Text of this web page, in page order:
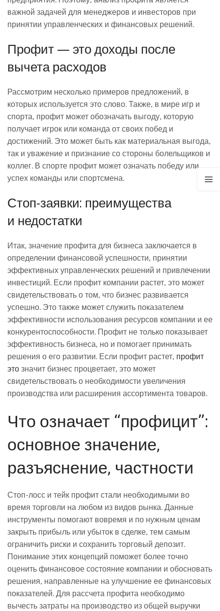
важной задачей для менеджеров и инвесторов при
принятии управленческих и финансовых решений.
Профит — это доходы после
вычета расходов
Рассмотрим несколько примеров предложений, в
которых используется это слово. Также, в мире игр и
спорта, профит может обозначать выгоду, которую
получает игрок или команда от своих побед и
достижений. Это может быть как материальная выгода,
так и уважение и признание со стороны болельщиков и
коллег. В спорте профит может означать победу или
успех команды или спортсмена.
Стоп-заявки: преимущества
и недостатки
Итак, значение профита для бизнеса заключается в
определении финансовой успешности, принятии
эффективных управленческих решений и привлечении
инвестиций. Если профит компании растет, это может
свидетельствовать о том, что бизнес развивается
успешно. Это также может служить показателем
эффективности использования ресурсов компании и ее
конкурентоспособности. Профит не только показывает
эффективность бизнеса, но и помогает принимать
решения о его развитии. Если профит растет, профит
это значит бизнес процветает, это может
свидетельствовать о необходимости увеличения
производства или расширения ассортимента товаров.
Что означает “профицит”:
основное значение,
разъяснение, частности
Стоп-лосс и тейк профит стали необходимыми во
время торговли на любом из видов рынка. Данные
инструменты помогают вовремя и по нужным ценам
закрыть прибыль или убыток в сделке, тем самым
ограничить риски и сохранить торговый депозит.
Понимание этих концепций поможет более точно
оценить финансовое состояние компании и обосновать
решения, направленные на улучшение ее финансовых
показателей. Для рассчета профита необходимо
вычесть затраты на производство из общей выручки